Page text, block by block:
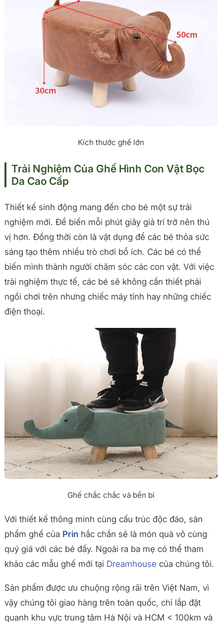
Kích thước ghế lớn
Trải Nghiệm Của Ghế Hình Con Vật Bọc
Da Cao Cấp
Thiết kế sinh động mang đến cho bé một sự trải
nghiệm mới. Để biến mỗi phút giây giả trí trở nên thú
vị hơn. Đồng thời còn là vật dụng để các bé thỏa sức
sáng tạo thêm nhiều trò chơi bổ ích. Các bé có thể
biến mình thành người chăm sóc các con vật. Với việc
trải nghiệm thực tế, các bé sẽ không cần thiết phải
ngồi chơi trên nhưng chiếc máy tính hay những chiếc
điện thoại.
Ghế chắc chắc và bền bỉ
Với thiết kế thông minh cùng cấu trúc độc đáo, sản
phẩm ghế của Prin hắc chắn sẽ là món quà vô cùng
quý giá với các bé đấy. Ngoài ra ba mẹ có thể tham
khảo các mẫu ghế mới tại Dreamhouse của chúng tôi.
Sản phẩm được ưu chuộng rộng rãi trên Việt Nam, vì
vậy chúng tôi giao hàng trên toàn quốc, chỉ lắp đặt
quanh khu vực trung tâm Hà Nội và HCM < 100km và